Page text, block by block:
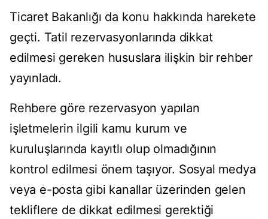
Ticaret Bakanlığı da konu hakkında harekete
geçti. Tatil rezervasyonlarında dikkat
edilmesi gereken hususlara ilişkin bir rehber
yayınladı.
Rehbere göre rezervasyon yapılan
işletmelerin ilgili kamu kurum ve
kuruluşlarında kayıtlı olup olmadığının
kontrol edilmesi önem taşıyor. Sosyal medya
veya e-posta gibi kanallar üzerinden gelen
tekliflere de dikkat edilmesi gerektiği